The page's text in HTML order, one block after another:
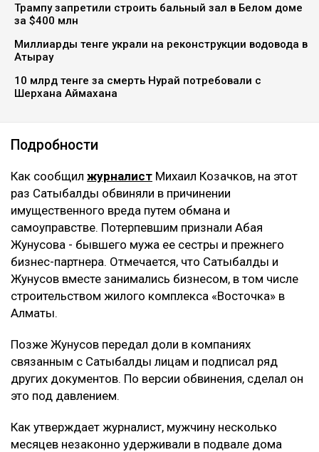
Трампу запретили строить бальный зал в Белом доме
за $400 млн
Миллиарды тенге украли на реконструкции водовода в
Атырау
10 млрд тенге за смерть Нурай потребовали с
Шерхана Аймахана
Подробности
Как сообщил журналист Михаил Козачков, на этот
раз Сатыбалды обвиняли в причинении
имущественного вреда путем обмана и
самоуправстве. Потерпевшим признали Абая
Жунусова - бывшего мужа ее сестры и прежнего
бизнес-партнера. Отмечается, что Сатыбалды и
Жунусов вместе занимались бизнесом, в том числе
строительством жилого комплекса «Восточка» в
Алматы.
Позже Жунусов передал доли в компаниях
связанным с Сатыбалды лицам и подписал ряд
других документов. По версии обвинения, сделал он
это под давлением.
Как утверждает журналист, мужчину несколько
месяцев незаконно удерживали в подвале дома